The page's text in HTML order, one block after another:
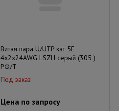
Витая пара U/UTP кат 5E
4х2х24AWG LSZH серый (305 )
РФ/Т
Под заказ
Цена по запросу